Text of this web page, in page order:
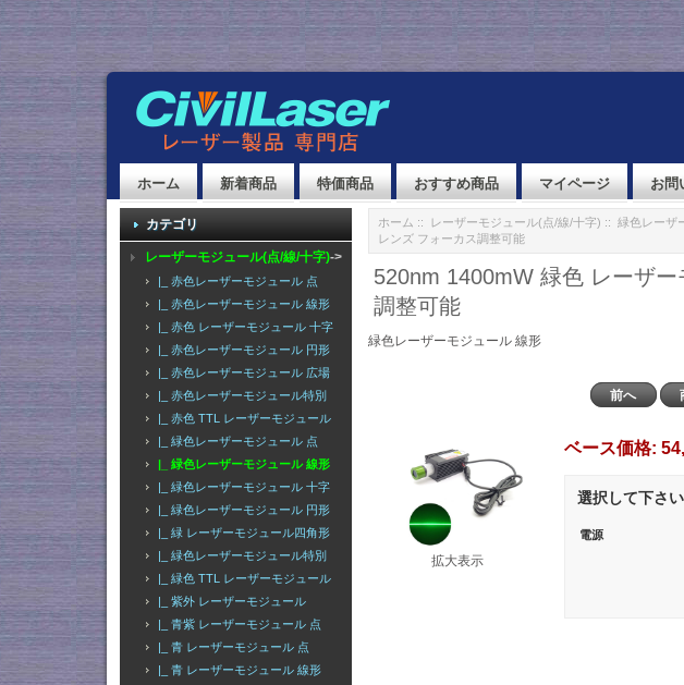
ホーム 新着商品 特価商品 おすすめ商品 マイページ お問
カテゴリ
レーザーモジュール(点/線/十字)->
|_ 赤色レーザーモジュール 点
|_ 赤色レーザーモジュール 線形
|_ 赤色 レーザーモジュール 十字
|_ 赤色レーザーモジュール 円形
|_ 赤色レーザーモジュール 広場
|_ 赤色レーザーモジュール特別
|_ 赤色 TTL レーザーモジュール
|_ 緑色レーザーモジュール 点
|_ 緑色レーザーモジュール 線形
|_ 緑色レーザーモジュール 十字
|_ 緑色レーザーモジュール 円形
|_ 緑 レーザーモジュール四角形
|_ 緑色レーザーモジュール特別
|_ 緑色 TTL レーザーモジュール
|_ 紫外 レーザーモジュール
|_ 青紫 レーザーモジュール 点
|_ 青 レーザーモジュール 点
|_ 青 レーザーモジュール 線形
ホーム :: レーザーモジュール(点/線/十字) :: 緑色レーザ
レンズ フォーカス調整可能
520nm 1400mW 緑色 レーザ
調整可能
緑色レーザーモジュール 線形
前へ
拡大表示
ベース価格:
選択して下さ
電源